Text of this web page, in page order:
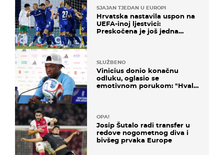
SJAJAN TJEDAN U EUROPI
Hrvatska nastavila uspon na
UEFA-inoj ljestvici:
Preskočena je još jedna
SLUŽBENO
Vinicius donio konačnu
odluku, oglasio se
emotivnom porukom: "Hvala
OPA!
Josip Šutalo radi transfer u
redove nogometnog diva i
bivšeg prvaka Europe